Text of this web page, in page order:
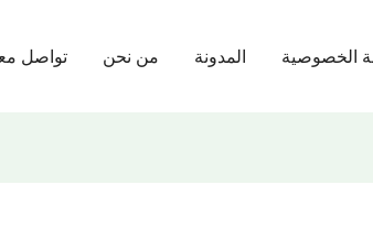
الخصوصية المدونة من نحن تواصل